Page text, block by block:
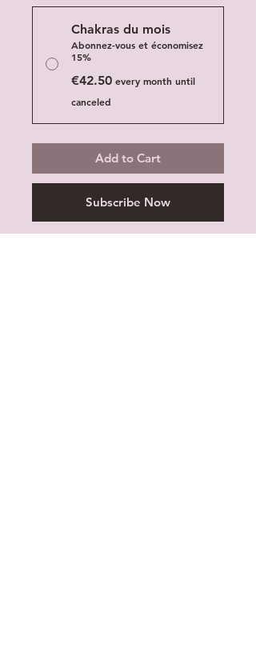
Chakras du mois
Abonnez-vous et économisez
15%
€42.50 every month until
canceled
Add to Cart
Subscribe Now